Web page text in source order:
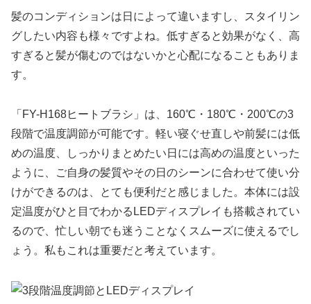
髪のコンディションは日によって違いますし、スタイリン
グしたい内容も様々ですよね。低すぎると効果がなく、高
すぎると髪が傷むのではないかと心配になることもありま
す。
「FY-H168ヒートブラシ」は、160℃・180℃・200℃の3
段階で温度調節が可能です。軽い寝ぐせ直しや前髪には低
めの温度、しっかりまとめたい日には高めの温度といった
ように、ご自身の髪質やその日のシーンに合わせて使い分
けができるのは、とても便利だと感じました。本体には設
定温度がひと目でわかるLEDディスプレイも搭載されてい
るので、忙しい朝でも迷うことなくスムーズに使えるでし
ょう。私もこれは重要だと考えています。